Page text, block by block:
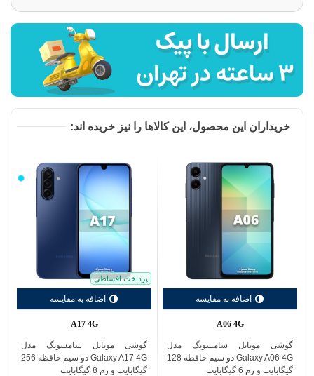
خریداران این محصول، این کالاها را نیز خریده اند:
اضافه به مقایسه
A06 4G
گوشی موبایل سامسونگ مدل
Galaxy A06 4G دو سیم حافظه 128
گیگابایت و رم 6 گیگابایت
پرداخت اقساطی
اضافه به مقایسه
آبی
روشن
A17 4G
گوشی موبایل سامسونگ مدل
Galaxy A17 4G دو سیم حافظه 256
گیگابایت و رم 8 گیگابایت